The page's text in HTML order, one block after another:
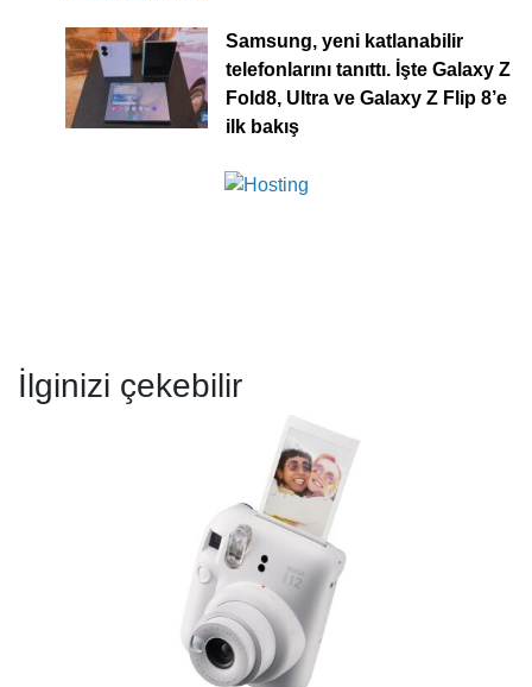
Samsung, yeni katlanabilir
telefonlarını tanıttı. İşte Galaxy Z
Fold8, Ultra ve Galaxy Z Flip 8’e
ilk bakış
İlginizi çekebilir